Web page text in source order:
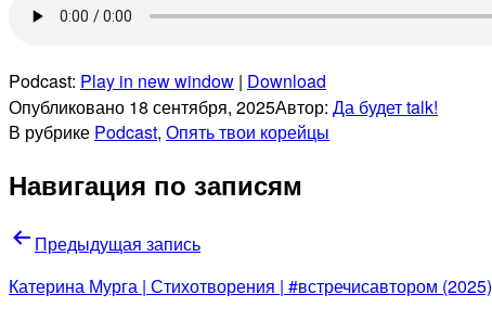
Podcast: Play in new window | Download
Опубликовано 18 сентября, 2025Автор: Да будет talk!
В рубрике Podcast, Опять твои корейцы
Навигация по записям
Предыдущая запись
Катерина Мурга | Стихотворения | #встречисавтором (2025)